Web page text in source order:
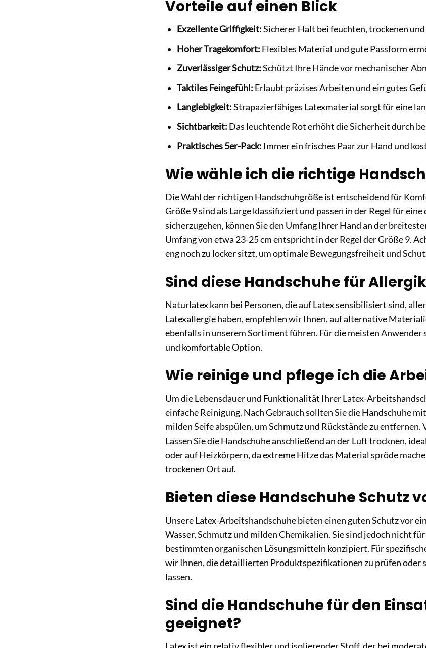
Vorteile auf einen Blick
Exzellente Griffigkeit:Sicherer Halt bei feuchten, trockenen
Hoher Tragekomfort: Flexibles Material und gute Passform
Zuverlässiger Schutz:Schützt Ihre Hände vor mechanischer
Taktiles Feingefühl: Erlaubt präzises Arbeiten und ein gutes
Langlebigkeit:Strapazierfähiges Latexmaterial sorgt für eine
Sichtbarkeit: Das leuchtende Rot erhöht die Sicherheit durch
Praktisches 5er-Pack: Immer ein frisches Paar zur Hand und
Wie wähle ich die richtige
Die Wahl der richtigen Handschuhgröße ist entscheidend für
Größe 9 sind als Large klassifiziert und passen in der Regel für
sicherzugehen, können Sie den Umfang Ihrer Hand an der
Umfang von etwa 23-25 cm entspricht in der Regel der Größe 9.
eng noch zu locker sitzt, um optimale Bewegungsfreiheit und
Sind diese Handschuhe für
Naturlatex kann bei Personen, die auf Latex sensibilisiert sind,
Latexallergie haben, empfehlen wir Ihnen, auf alternative
ebenfalls in unserem Sortiment führen. Für die meisten Anwender
und komfortable Option.
Wie reinige und pflege ich die
Um die Lebensdauer und Funktionalität Ihrer Latex-
einfache Reinigung. Nach Gebrauch sollten Sie die Handschuhe
milden Seife abspülen, um Schmutz und Rückstände zu
Lassen Sie die Handschuhe anschließend an der Luft trocknen,
oder auf Heizkörpern, da extreme Hitze das Material spröde
trockenen Ort auf.
Bieten diese Handschuhe Schutz
Unsere Latex-Arbeitshandschuhe bieten einen guten Schutz vor
Wasser, Schmutz und milden Chemikalien. Sie sind jedoch nicht
bestimmten organischen Lösungsmitteln konzipiert. Für
wir Ihnen, die detaillierten Produktspezifikationen zu prüfen oder
lassen.
Sind die Handschuhe für den
geeignet?